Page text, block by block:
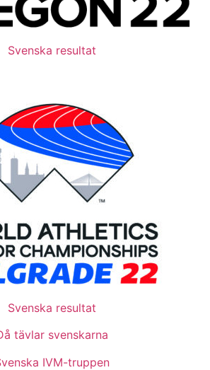
Svenska resultat
Svenska resultat
tävlar svenskarna
IVM-truppen